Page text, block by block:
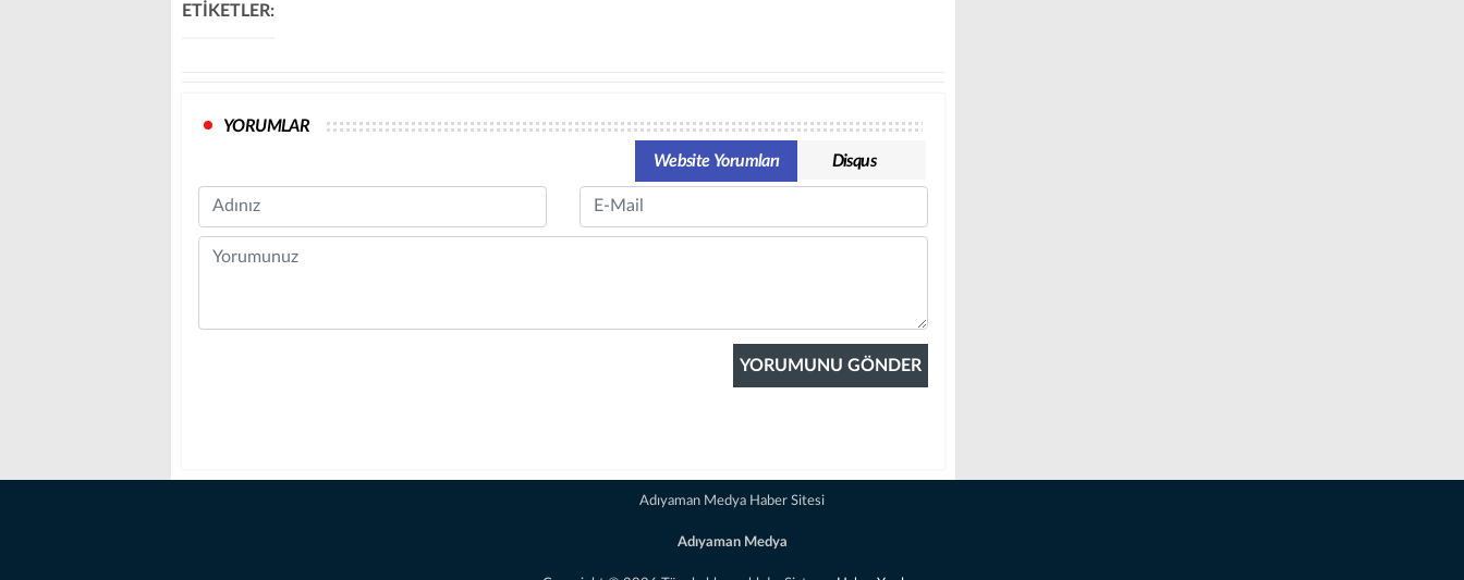
ETİKETLER:
YORUMLAR
Website Yorumları
Disqus
Name Email
Comment
Adıyaman Medya Haber Sitesi
Adıyaman Medya